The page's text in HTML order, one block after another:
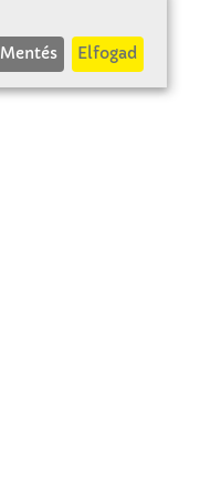
Mentés Elfogad